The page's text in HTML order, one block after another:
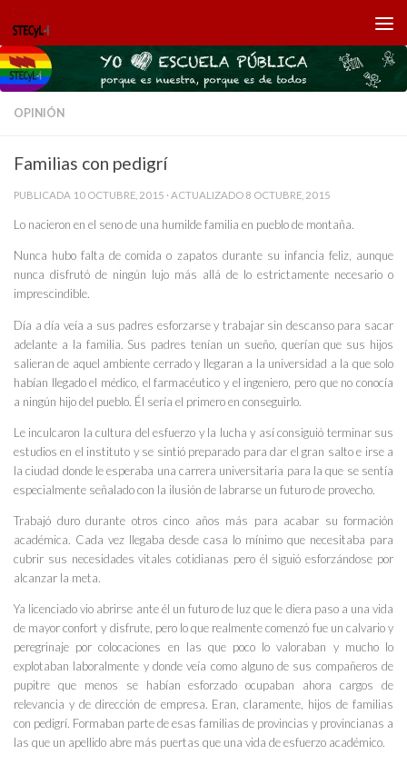
Saltar al contenido
OPINIÓN
Familias con pedigrí
PUBLICADA 10 OCTUBRE, 2015 · ACTUALIZADO 8 OCTUBRE, 2015
Lo nacieron en el seno de una humilde familia en pueblo de montaña.
Nunca hubo falta de comida o zapatos durante su infancia feliz, aunque
nunca disfrutó de ningún lujo más allá de lo estrictamente necesario o
imprescindible.
Día a día veía a sus padres esforzarse y trabajar sin descanso para sacar
adelante a la familia. Sus padres tenían un sueño, querían que sus hijos
salieran de aquel ambiente cerrado y llegaran a la universidad a la que solo
habían llegado el médico, el farmacéutico y el ingeniero, pero que no conocía
a ningún hijo del pueblo. Él sería el primero en conseguirlo.
Le inculcaron la cultura del esfuerzo y la lucha y así consiguió terminar sus
estudios en el instituto y se sintió preparado para dar el gran salto e irse a
la ciudad donde le esperaba una carrera universitaria para la que se sentía
especialmente señalado con la ilusión de labrarse un futuro de provecho.
Trabajó duro durante otros cinco años más para acabar su formación
académica. Cada vez llegaba desde casa lo mínimo que necesitaba para
cubrir sus necesidades vitales cotidianas pero él siguió esforzándose por
alcanzar la meta.
Ya licenciado vio abrirse ante él un futuro de luz que le diera paso a una vida
de mayor confort y disfrute, pero lo que realmente comenzó fue un calvario y
peregrinaje por colocaciones en las que poco lo valoraban y mucho lo
explotaban laboralmente y donde veía como alguno de sus compañeros de
pupitre que menos se habían esforzado ocupaban ahora cargos de
relevancia y de dirección de empresa. Eran, claramente, hijos de familias
con pedigrí. Formaban parte de esas familias de provincias y provincianas a
las que un apellido abre más puertas que una vida de esfuerzo académico.